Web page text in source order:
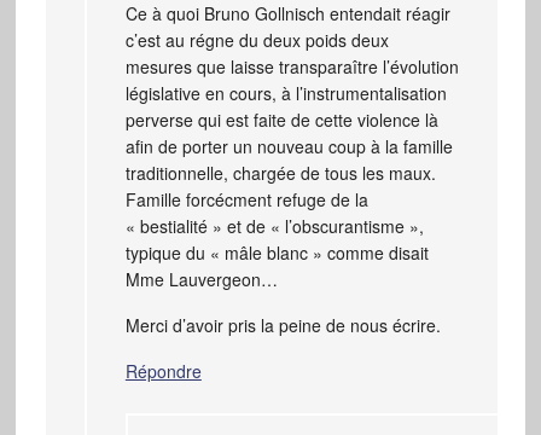
Ce à quoi Bruno Gollnisch entendait réagir
c’est au régne du deux poids deux
mesures que laisse transparaître l’évolution
législative en cours, à l’instrumentalisation
perverse qui est faite de cette violence là
afin de porter un nouveau coup à la famille
traditionnelle, chargée de tous les maux.
Famille forcécment refuge de la
« bestialité » et de « l’obscurantisme »,
typique du « mâle blanc » comme disait
Mme Lauvergeon…
Merci d’avoir pris la peine de nous écrire.
Répondre